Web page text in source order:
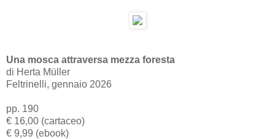
Una mosca attraversa mezza foresta
di Herta Müller
Feltrinelli, gennaio 2026
pp. 190
€ 16,00 (cartaceo)
€ 9,99 (ebook)